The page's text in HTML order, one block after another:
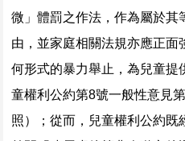
微」體罰之作法，作為屬於其
由，並家庭相關法規亦應正
何形式的暴力舉止，為兒童提
童權利公約第8號一般性意見
照）；從而，兒童權利公約